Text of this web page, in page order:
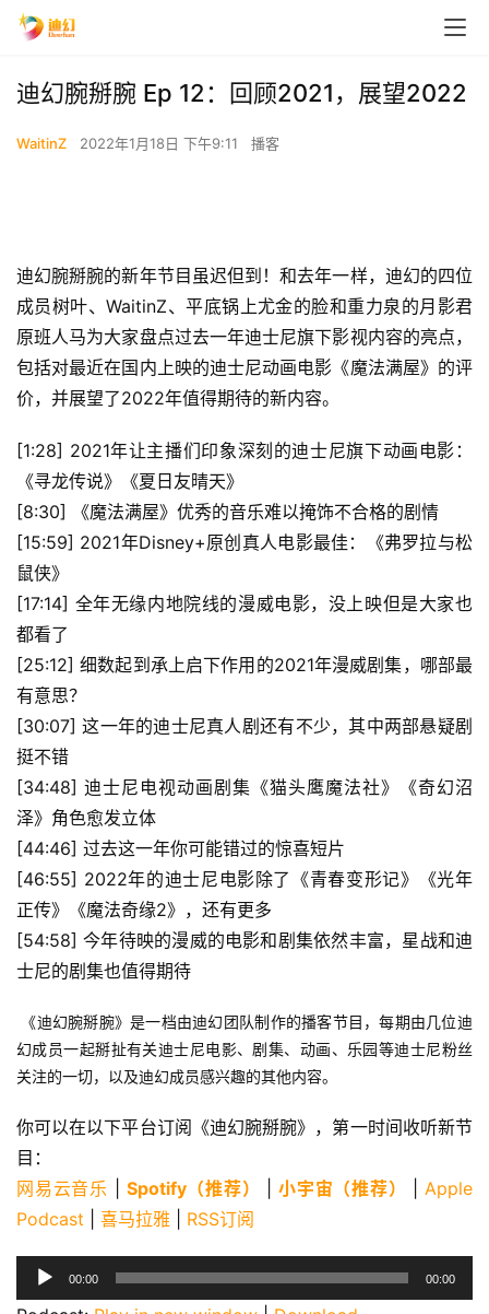
迪幻腕掰腕 Ep 12：回顾2021，展望2022
WaitinZ 2022年1月18日 下午9:11 播客
迪幻腕掰腕的新年节目虽迟但到！和去年一样，迪幻的四位
成员树叶、WaitinZ、平底锅上尤金的脸和重力泉的月影君
原班人马为大家盘点过去一年迪士尼旗下影视内容的亮点，
包括对最近在国内上映的迪士尼动画电影《魔法满屋》的评
价，并展望了2022年值得期待的新内容。
[1:28] 2021年让主播们印象深刻的迪士尼旗下动画电影：
《寻龙传说》《夏日友晴天》
[8:30] 《魔法满屋》优秀的音乐难以掩饰不合格的剧情
[15:59] 2021年Disney+原创真人电影最佳：《弗罗拉与松
鼠侠》
[17:14] 全年无缘内地院线的漫威电影，没上映但是大家也
都看了
[25:12] 细数起到承上启下作用的2021年漫威剧集，哪部最
有意思？
[30:07] 这一年的迪士尼真人剧还有不少，其中两部悬疑剧
挺不错
[34:48] 迪士尼电视动画剧集《猫头鹰魔法社》《奇幻沼
泽》角色愈发立体
[44:46] 过去这一年你可能错过的惊喜短片
[46:55] 2022年的迪士尼电影除了《青春变形记》《光年
正传》《魔法奇缘2》，还有更多
[54:58] 今年待映的漫威的电影和剧集依然丰富，星战和迪
士尼的剧集也值得期待
幻成员一起掰扯有关迪士尼电影、剧集、动画、乐园等迪士尼粉丝
关注的一切，以及迪幻成员感兴趣的其他内容。
你可以在以下平台订阅《迪幻腕掰腕》，第一时间收听新节
目：
网易云音乐
Spotify（推荐） 小宇宙（推荐） | Apple
Podcast
喜马拉雅 RSS订阅
频
00:00 00:00